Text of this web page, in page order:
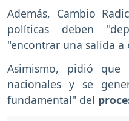
Además, Cambio
políticas deben
"encontrar una salida a
Asimismo, pidió que
nacionales y se
fundamental" del